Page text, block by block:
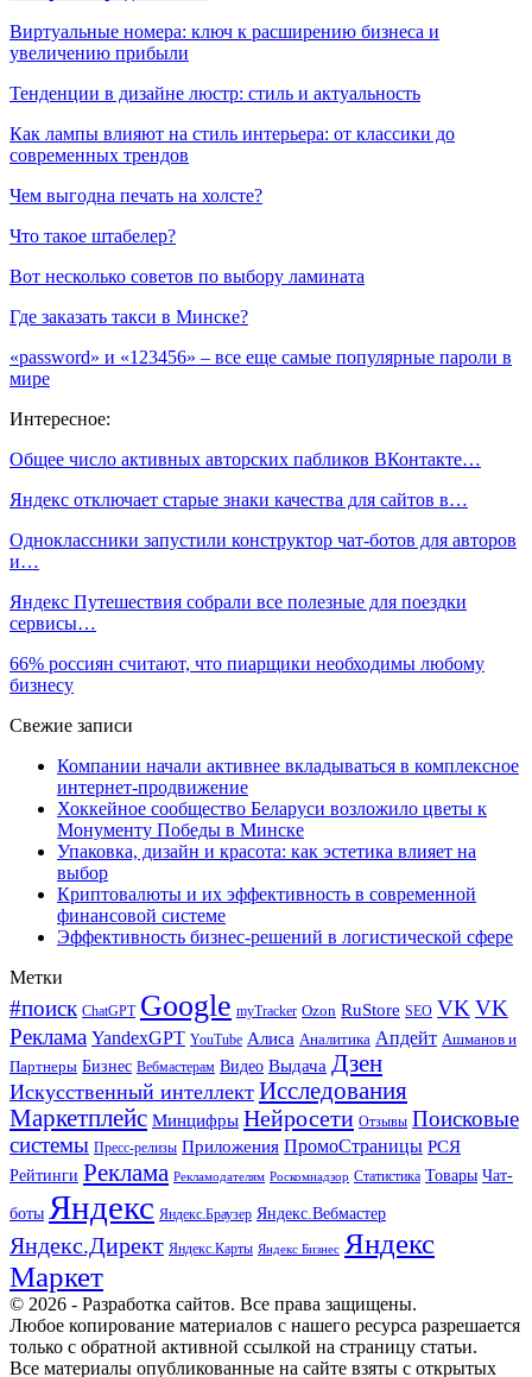
Виртуальные номера: ключ к расширению бизнеса и
увеличению прибыли
Тенденции в дизайне люстр: стиль и актуальность
Как лампы влияют на стиль интерьера: от классики до
современных трендов
Чем выгодна печать на холсте?
Что такое штабелер?
Вот несколько советов по выбору ламината
Где заказать такси в Минске?
«password» и «123456» – все еще самые популярные пароли в
мире
Интересное:
Общее число активных авторских пабликов ВКонтакте…
Яндекс отключает старые знаки качества для сайтов в…
Одноклассники запустили конструктор чат-ботов для авторов
и…
Яндекс Путешествия собрали все полезные для поездки
сервисы…
66% россиян считают, что пиарщики необходимы любому
бизнесу
Свежие записи
Компании начали активнее вкладываться в комплексное
интернет-продвижение
Хоккейное сообщество Беларуси возложило цветы к
Монументу Победы в Минске
Упаковка, дизайн и красота: как эстетика влияет на
выбор
Криптовалюты и их эффективность в современной
финансовой системе
Эффективность бизнес-решений в логистической сфере
Метки
#поиск ChatGPT Google myTracker Ozon RuStore SEO VK VK
Реклама YandexGPT YouTube Алиса Аналитика Апдейт Ашманов и
Партнеры Бизнес Вебмастерам Видео Выдача Дзен
Искусственный интеллект Исследования
Маркетплейс Минцифры Нейросети Отзывы Поисковые
системы Пресс-релизы Приложения ПромоСтраницы РСЯ
Рейтинги Реклама Рекламодателям Роскомнадзор Статистика Товары Чат-
боты Яндекс Яндекс.Браузер Яндекс.Вебмастер
Яндекс.Директ Яндекс.Карты Яндекс Бизнес Яндекс
Маркет
© 2026 - Разработка сайтов. Все права защищены.
Любое копирование материалов с нашего ресурса разрешается
только с обратной активной ссылкой на страницу статьи.
Все материалы опубликованные на сайте взяты с открытых